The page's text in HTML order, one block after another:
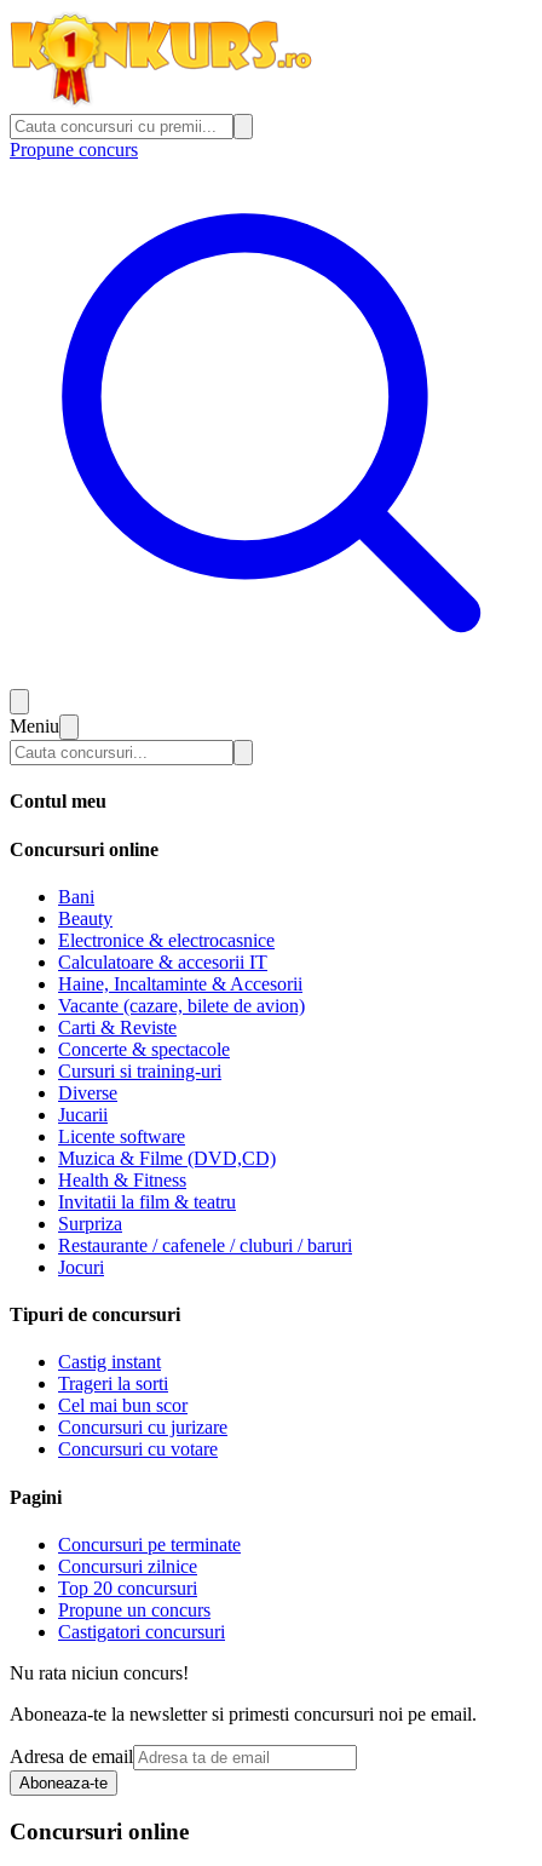
Propune concurs
Meniu
Contul meu
Concursuri online
Bani
Beauty
Electronice & electrocasnice
Calculatoare & accesorii IT
Haine, Incaltaminte & Accesorii
Vacante (cazare, bilete de avion)
Carti & Reviste
Concerte & spectacole
Cursuri si training-uri
Diverse
Jucarii
Licente software
Muzica & Filme (DVD,CD)
Health & Fitness
Invitatii la film & teatru
Surpriza
Restaurante / cafenele / cluburi / baruri
Jocuri
Tipuri de concursuri
Castig instant
Trageri la sorti
Cel mai bun scor
Concursuri cu jurizare
Concursuri cu votare
Pagini
Concursuri pe terminate
Concursuri zilnice
Top 20 concursuri
Propune un concurs
Castigatori concursuri
Nu rata niciun concurs!
Aboneaza-te la newsletter si primesti concursuri noi pe email.
Adresa de email
Aboneaza-te
Concursuri online